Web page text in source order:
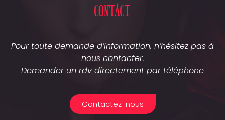
contact
Pour toute demande d’information, n’hésitez pas à
nous contacter.
Demander un rdv directement par téléphone
Contactez-nous